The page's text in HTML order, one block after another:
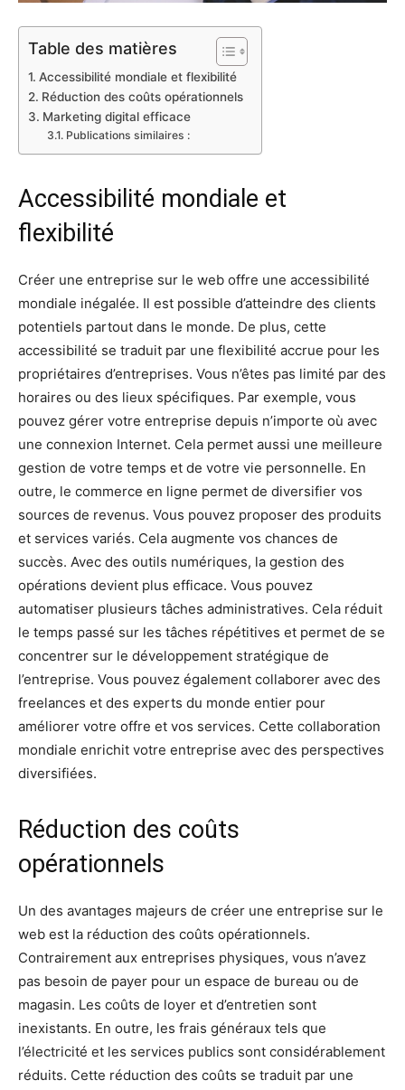
Table des matières
Accessibilité mondiale et flexibilité
Réduction des coûts opérationnels
Marketing digital efficace
Publications similaires :
Accessibilité mondiale et
flexibilité
Créer une entreprise sur le web offre une accessibilité
mondiale inégalée. Il est possible d’atteindre des clients
potentiels partout dans le monde. De plus, cette
accessibilité se traduit par une flexibilité accrue pour les
propriétaires d’entreprises. Vous n’êtes pas limité par des
horaires ou des lieux spécifiques. Par exemple, vous
pouvez gérer votre entreprise depuis n’importe où avec
une connexion Internet. Cela permet aussi une meilleure
gestion de votre temps et de votre vie personnelle. En
outre, le commerce en ligne permet de diversifier vos
sources de revenus. Vous pouvez proposer des produits
et services variés. Cela augmente vos chances de
succès. Avec des outils numériques, la gestion des
opérations devient plus efficace. Vous pouvez
automatiser plusieurs tâches administratives. Cela réduit
le temps passé sur les tâches répétitives et permet de se
concentrer sur le développement stratégique de
l’entreprise. Vous pouvez également collaborer avec des
freelances et des experts du monde entier pour
améliorer votre offre et vos services. Cette collaboration
mondiale enrichit votre entreprise avec des perspectives
diversifiées.
Réduction des coûts
opérationnels
Un des avantages majeurs de créer une entreprise sur le
web est la réduction des coûts opérationnels.
Contrairement aux entreprises physiques, vous n’avez
pas besoin de payer pour un espace de bureau ou de
magasin. Les coûts de loyer et d’entretien sont
inexistants. En outre, les frais généraux tels que
l’électricité et les services publics sont considérablement
réduits. Cette réduction des coûts se traduit par une